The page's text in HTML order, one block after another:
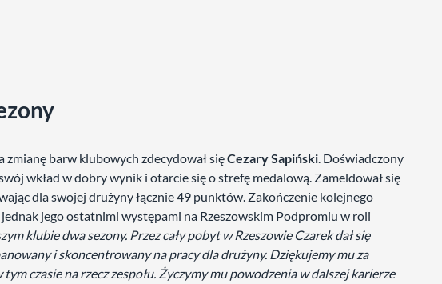
zmianę barw klubowych zdecydował sięCezary Sapiński. Doświadczony
wkład w dobry wynik i otarcie się o strefę medalową. Zameldował się
dla swojej drużyny łącznie 49 punktów. Zakończenie kolejnego
jednak jego ostatnimi występami na Rzeszowskim Podpromiu w roli
klubie dwa sezony. Przez cały pobyt w Rzeszowie Czarek dał się
i skoncentrowany na pracy dla drużyny. Dziękujemy mu za
czasie na rzecz zespołu. Życzymy mu powodzenia w dalszej karierze